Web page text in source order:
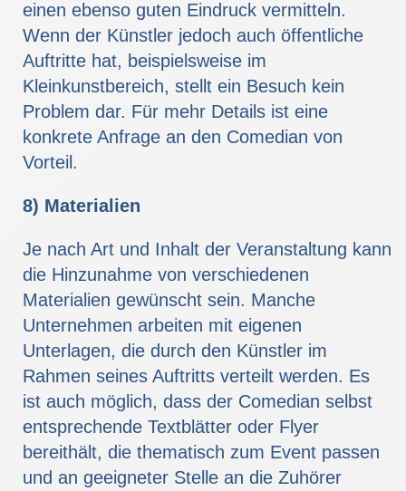
einen ebenso guten Eindruck vermitteln.
Wenn der Künstler jedoch auch öffentliche
Auftritte hat, beispielsweise im
Kleinkunstbereich, stellt ein Besuch kein
Problem dar. Für mehr Details ist eine
konkrete Anfrage an den Comedian von
Vorteil.
8) Materialien
Je nach Art und Inhalt der Veranstaltung kann
die Hinzunahme von verschiedenen
Materialien gewünscht sein. Manche
Unternehmen arbeiten mit eigenen
Unterlagen, die durch den Künstler im
Rahmen seines Auftritts verteilt werden. Es
ist auch möglich, dass der Comedian selbst
entsprechende Textblätter oder Flyer
bereithält, die thematisch zum Event passen
und an geeigneter Stelle an die Zuhörer